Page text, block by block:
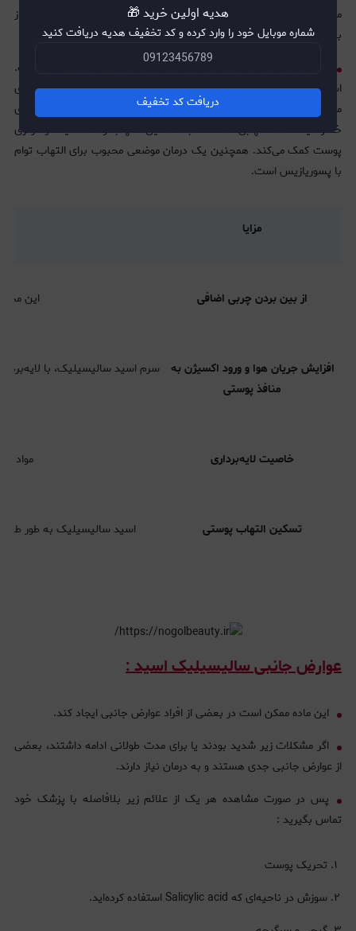
مواد لایه‌برداری چون سرم اسید سالیسیلیک سلول‌های مرده پوست را از
بین برده و باعث تجدید سلول‌های پوستی می‌شود.
است.
اسید سالیسیلیک به طور طبیعی از پوست بید حاصل می‌شود و حاوی
مؤلفه‌ای تحت عنوان
سالیسیناست. سالیسین، مانند آسپرین، حاوی
خصوصیات ضد التهابی است که به تسکین التهاب و حساسیت و قرمزی
پوست کمک می‌کند. همچنین یک درمان موضعی محبوب برای التهاب توام
با پسوریازیس است.
مزایا
از بین بردن چربی اضافی این
افزایش جریان هوا و ورود اکسیژن به
منافذ پوستی
سرم اسید سالیسیلیک، با
خاصیت لایه‌برداری مواد
تسکین التهاب پوستی اسید سالیسیلیک به طور
عوارض جانبی سالیسیلیک اسید :
این ماده ممکن است در بعضی از افراد عوارض جانبی ایجاد کند.
اگر مشکلات زیر شدید بودند یا برای مدت طولانی ادامه داشتند، بعضی
از عوارض جانبی جدی هستند و به درمان نیاز دارند.
پس در صورت مشاهده هر یک از علائم زیر بلافاصله با پزشک خود
تماس بگیرید :
تحریک پوست
سوزش در ناحیه‌‎ای که Salicylic acid استفاده کرده‌اید.
هدیه اولین خرید 🎁
شماره موبایل خود را وارد کرده و کد تخفیف هدیه دریافت کنید
دریافت کد تخفیف